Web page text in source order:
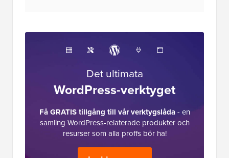
Det ultimata
WordPress-verktyget
Få GRATIS tillgång till vår verktygslåda- en
samling WordPress-relaterade produkter och
resurser som alla proffs bör ha!